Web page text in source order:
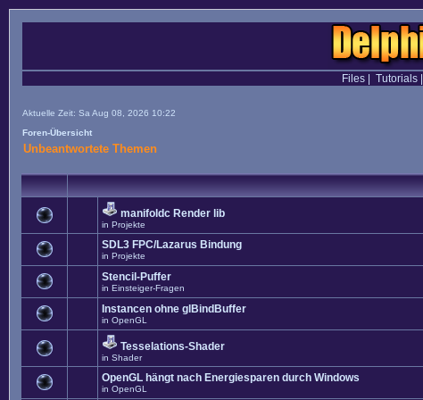
Files| Tutorials|
Aktuelle Zeit: Sa Aug 08, 2026 10:22
Foren-Übersicht
Unbeantwortete Themen
manifoldc Render lib
in Projekte
SDL3 FPC/Lazarus Bindung
in Projekte
Stencil-Puffer
in Einsteiger-Fragen
Instancen ohne glBindBuffer
in OpenGL
Tesselations-Shader
in Shader
OpenGL hängt nach Energiesparen durch Windows
in OpenGL